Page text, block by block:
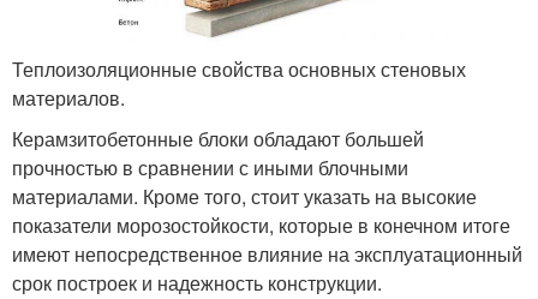
Теплоизоляционные свойства основных стеновых
материалов.
Керамзитобетонные блоки обладают большей
прочностью в сравнении с иными блочными
материалами. Кроме того, стоит указать на высокие
показатели морозостойкости, которые в конечном итоге
имеют непосредственное влияние на эксплуатационный
срок построек и надежность конструкции.